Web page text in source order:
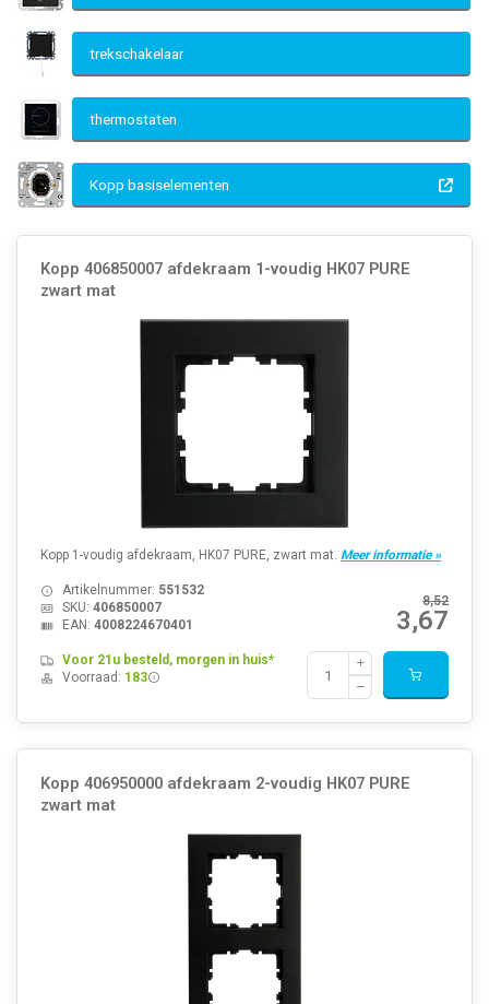
trekschakelaar
thermostaten
Kopp basiselementen
Kopp 406850007 afdekraam 1-voudig HK07 PURE
zwart mat
Kopp 1-voudig afdekraam, HK07 PURE, zwart mat. Meer informatie »
8,52
3,67
Artikelnummer: 551532
SKU: 406850007
EAN: 4008224670401
Voor 21u besteld, morgen in huis*
Voorraad: 183
Kopp 406950000 afdekraam 2-voudig HK07 PURE
zwart mat